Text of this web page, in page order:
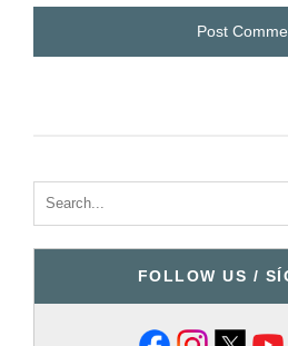
FOLLOW US /